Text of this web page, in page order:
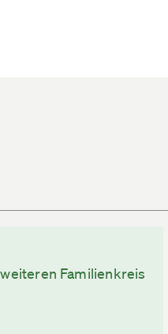
Familienkreis